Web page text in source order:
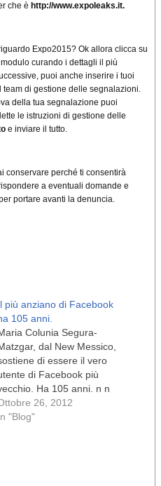
che è http://www.expoleaks.it.
Expo2015? Ok allora clicca su
curando i dettagli il più
puoi anche inserire i tuoi
team di gestione delle segnalazioni.
della tua segnalazione puoi
le istruzioni di gestione delle
e inviare il tutto.
conservare perché ti consentirà
a eventuali domande e
portare avanti la denuncia.
più anziano di Facebook
105 anni.
Colunia Segura-
dal New Messico,
di essere il vero
di Facebook più
Ha 105 anni. n n
26, 2012
"Blog"